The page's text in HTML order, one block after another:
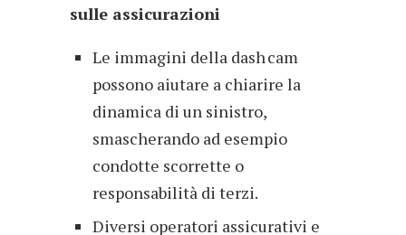
sulle assicurazioni
Le immagini della dash cam
possono aiutare a chiarire la
dinamica di un sinistro,
smascherando ad esempio
condotte scorrette o
responsabilità di terzi.
Diversi operatori assicurativi e